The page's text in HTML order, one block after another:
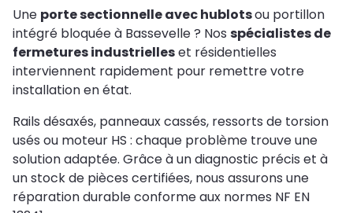
Une porte sectionnelle avec hublotsou portillon
intégré bloquée à Bassevelle ? Nos spécialistes de
fermetures industrielleset résidentielles
interviennent rapidement pour remettre votre
installation en état.
Rails désaxés, panneaux cassés, ressorts de torsion
usés ou moteur HS : chaque problème trouve une
solution adaptée. Grâce à un diagnostic précis et à
un stock de pièces certifiées, nous assurons une
réparation durable conforme aux normes NF EN